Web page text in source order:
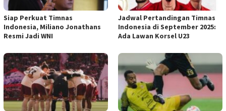
Siap Perkuat Timnas
Indonesia, Miliano Jonathans
Resmi Jadi WNI
Jadwal Pertandingan Timnas
Indonesia di September 2025:
Ada Lawan Korsel U23